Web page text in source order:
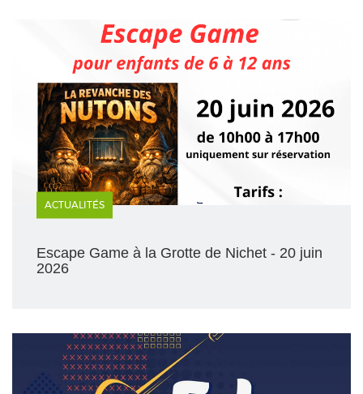
ACTUALITÉS
Escape Game à la Grotte de Nichet - 20 juin
2026